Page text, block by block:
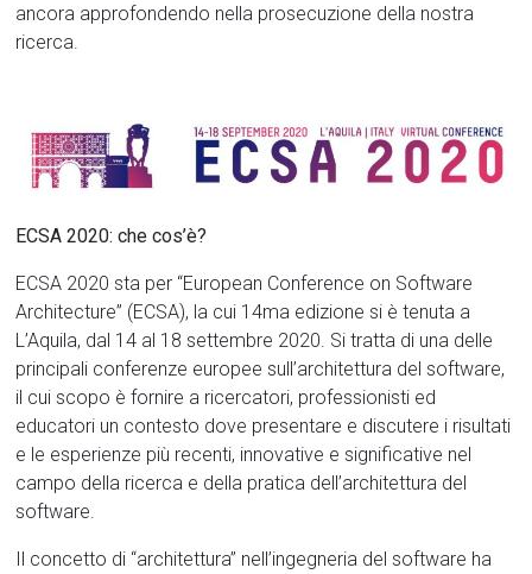
ancora approfondendo nella prosecuzione della nostra
ricerca.
ECSA 2020: che cos’è?
ECSA 2020 sta per “European Conference on Software
Architecture” (ECSA), la cui 14ma edizione si è tenuta a
L’Aquila, dal 14 al 18 settembre 2020. Si tratta di una delle
principali conferenze europee sull’architettura del software,
il cui scopo è fornire a ricercatori, professionisti ed
educatori un contesto dove presentare e discutere i risultati
e le esperienze più recenti, innovative e significative nel
campo della ricerca e della pratica dell’architettura del
software.
Il concetto di “architettura” nell’ingegneria del software ha